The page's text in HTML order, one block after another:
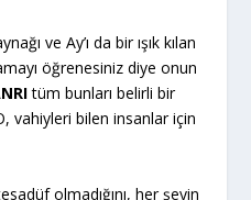
ve Ay’ı da bir ışık kılan
öğrenesiniz diye onun
tüm bunları belirli bir
vahiyleri bilen insanlar için
olmadığını, her şeyin